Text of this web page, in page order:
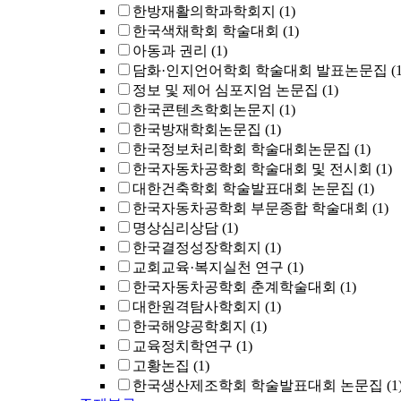
한방재활의학과학회지 (1)
한국색채학회 학술대회 (1)
아동과 권리 (1)
담화·인지언어학회 학술대회 발표논문집
정보 및 제어 심포지엄 논문집 (1)
한국콘텐츠학회논문지 (1)
한국방재학회논문집 (1)
한국정보처리학회 학술대회논문집 (1)
한국자동차공학회 학술대회 및 전시회 (1)
대한건축학회 학술발표대회 논문집 (1)
한국자동차공학회 부문종합 학술대회 (1)
명상심리상담 (1)
한국결정성장학회지 (1)
교회교육·복지실천 연구 (1)
한국자동차공학회 춘계학술대회 (1)
대한원격탐사학회지 (1)
한국해양공학회지 (1)
교육정치학연구 (1)
고황논집 (1)
한국생산제조학회 학술발표대회 논문집